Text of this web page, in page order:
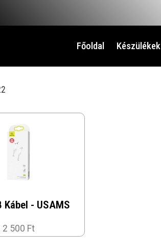
Főoldal Készülékek
Kábel - USAMS
2 500 Ft